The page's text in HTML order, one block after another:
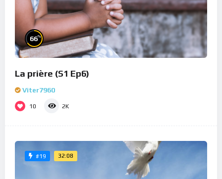
66%
La prière (S1 Ep6)
Viter7960
10 2K
#19 32:08